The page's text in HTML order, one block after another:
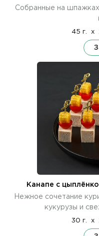
Собранные на
45 г. x
Канапе с
Нежное сочетание
кукурузы и
30 г. x